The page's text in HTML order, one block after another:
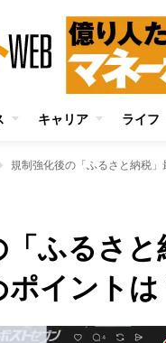
キャリア ライフ
規制強化後の「ふるさと納税
「ふるさ
イントは